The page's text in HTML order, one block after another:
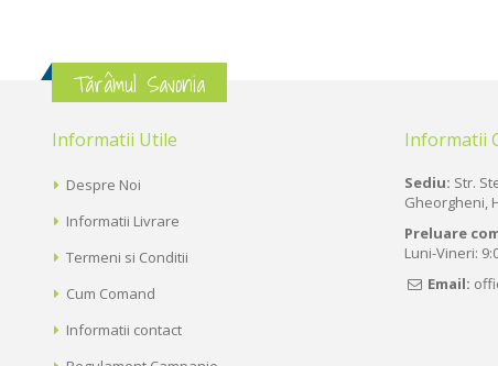
Tărâmul Savonia
Informatii Utile
Despre Noi
Informatii Livrare
Termeni si Conditii
Cum Comand
Informatii contact
Informatii
Sediu: Str.
Gheorgheni,
Preluare
Luni-Vineri:
Email: